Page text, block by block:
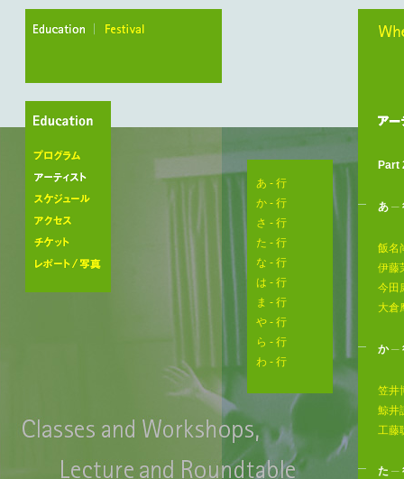
プログラム
アーティスト
スケジュール
アクセス
チケット
あ - 行
か - 行
さ - 行
た - 行
な - 行
は - 行
ま - 行
や - 行
ら - 行
わ - 行
Part
あ ─
飯名
伊藤
今田
大倉
か─
笠井
鯨井
工藤
た ─